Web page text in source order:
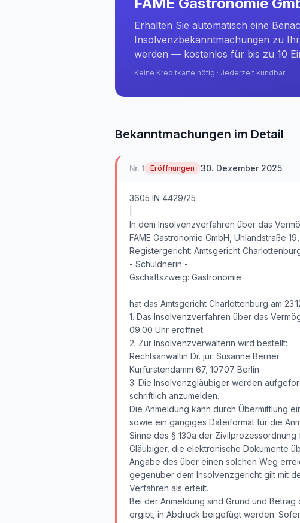
Erhalten Sie automatisch eine
Insolvenzbekanntmachungen zu
werden — kostenlos für bis zu 10
Keine Kreditkarte nötig · Jederzeit kündbar
Bekanntmachungen im Detail
Nr. 1 Eröffnungen 30. Dezember 2025
3605 IN 4429/25
In dem Insolvenzverfahren über das
FAME Gastronomie GmbH, Uhlandstraße
Registergericht: Amtsgericht
- Schuldnerin -
Gschäftszweig: Gastronomie
hat das Amtsgericht Charlottenburg am
1. Das Insolvenzverfahren über das
09.00 Uhr eröffnet.
2. Zur Insolvenzverwalterin wird bestellt:
Rechtsanwältin Dr. jur. Susanne Berner
Kurfürstendamm 67, 10707 Berlin
3. Die Insolvenzgläubiger werden
schriftlich anzumelden.
Die Anmeldung kann durch Übermittlung
sowie ein gängiges Dateiformat für die
Sinne des § 130a der
Gläubiger, die elektronische Dokumente
Angabe des über einen solchen Weg
gegenüber dem Insolvenzgericht gilt mit
Verfahren als erteilt.
Bei der Anmeldung sind Grund und
ergibt, in Abdruck beigefügt werden.